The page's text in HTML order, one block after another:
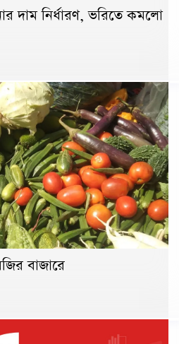
দাম নির্ধারণ, ভরিতে কমলো
বাজারে